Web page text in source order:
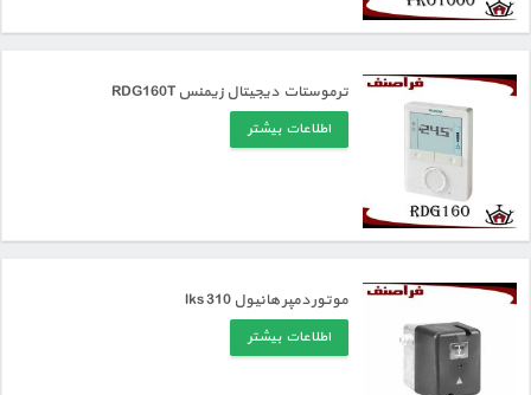
ترموستات دیجیتال زیمنس RDG160T
اطلاعات بیشتر
موتور دمپر هانیول lks 310
اطلاعات بیشتر